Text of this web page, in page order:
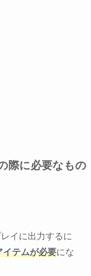
際に必要なもの
イに出力するに
テムが必要にな